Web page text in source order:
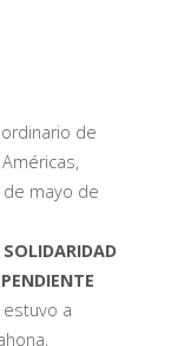
de
de mayo de
a